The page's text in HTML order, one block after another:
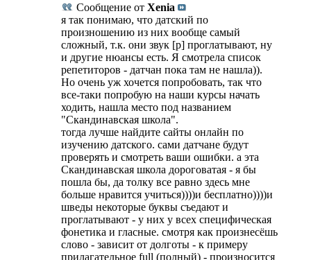
Сообщение от Xenia
я так понимаю, что датский по
произношению из них вообще самый
сложный, т.к. они звук [р] проглатывают, ну
и другие нюансы есть. Я смотрела список
репетиторов - датчан пока там не нашла)).
Но очень уж хочется попробовать, так что
все-таки попробую на наши курсы начать
ходить, нашла место под названием
"Скандинавская школа".
тогда лучше найдите сайты онлайн по
изучению датского. сами датчане будут
проверять и смотреть ваши ошибки. а эта
Скандинавская школа дороговатая - я бы
пошла бы, да толку все равно здесь мне
больше нравится учиться))))и бесплатно))))и
шведы некоторые буквы съедают и
проглатывают - у них у всех специфическая
фонетика и гласные. смотря как произнесёшь
слово - зависит от долготы - к примеру
прилагательное full (полный) - произносится